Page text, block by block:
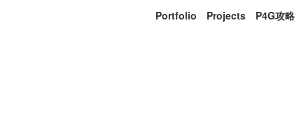
Portfolio Projects P4G攻略